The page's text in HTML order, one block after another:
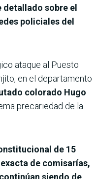
detallado sobre el
policiales del
ataque al Puesto
en el departamento
colorado Hugo
precariedad de la
de 15
de comisarías,
siendo de